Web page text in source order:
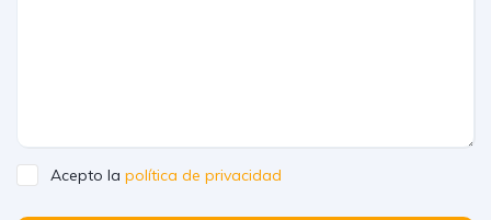
Acepto la política de privacidad